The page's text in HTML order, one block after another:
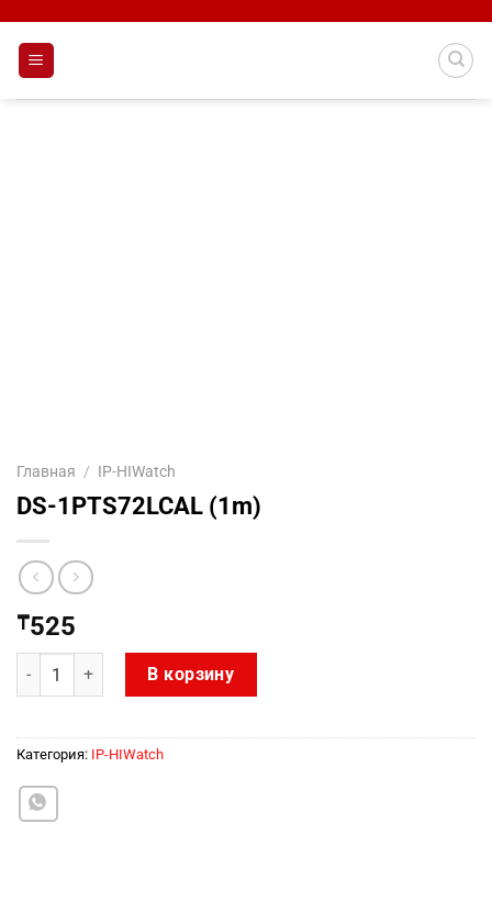
content
Главная / IP-HIWatch
DS-1PTS72LCAL (1m)
₸525
Количество товара DS-1PTS72LCAL (1m)
В корзину
Категория: IP-HIWatch